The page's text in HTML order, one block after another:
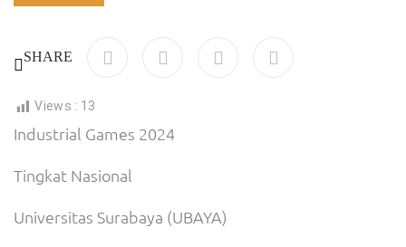
SHARE
Views : 13
Industrial Games 2024
Tingkat Nasional
Universitas Surabaya (UBAYA)